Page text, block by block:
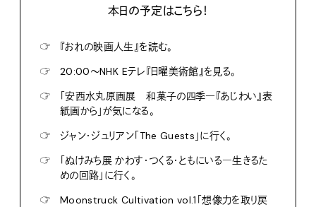
本日の予定はこちら！
☞
『おれの映画人生』を読む。
☞
20:00〜NHK Eテレ『日曜美術館』を見る。
☞
「安西水丸原画展 和菓子の四季―『あじわい』表
紙画から」が気になる。
☞
ジャン・ジュリアン「The Guests」に行く。
☞
「ぬけみち展 かわす・つくる・ともにいる―生きるた
めの回路」に行く。
☞
Moonstruck Cultivation vol.1「想像力を取り戻